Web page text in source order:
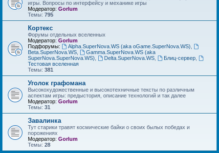
игры. Вопросы по интерфейсу и механике игры
Модератор: Gorlum
Темы: 795
Кортекс
Форумы отдельных вселенных
Модератор: Gorlum
Подфорумы:
Alpha.SuperNova.WS (aka oGame.SuperNova.WS)
Beta.SuperNova.WS
Gamma.SuperNova.WS (aka
SuperNova.SuperNova.WS)
Delta.SuperNova.WS, Блиц-сервер,
Тестовая вселенная
Темы: 381
Уголок графомана
Высокохудожественные и высокотехничные тексты по различным
аспектам игры: предыстория, описание технологий и так далее
Модератор: Gorlum
Темы: 31
Завалинка
Тут старики травят космические байки о своих былых победах и
порожениях
Модератор: Gorlum
Темы: 28